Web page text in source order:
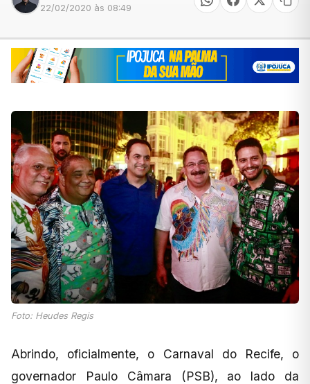
22/02/2020 às 08:49
Foto: Heudes Regis
Abrindo, oficialmente, o Carnaval do Recife, o
governador Paulo Câmara (PSB), ao lado da